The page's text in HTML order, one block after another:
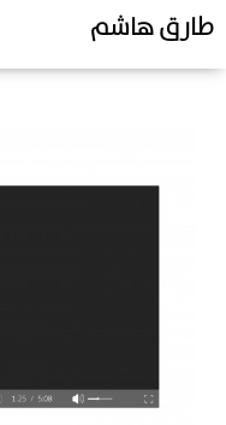
طارق هاشم